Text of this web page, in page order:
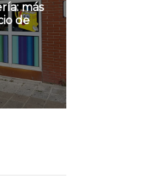
más
de